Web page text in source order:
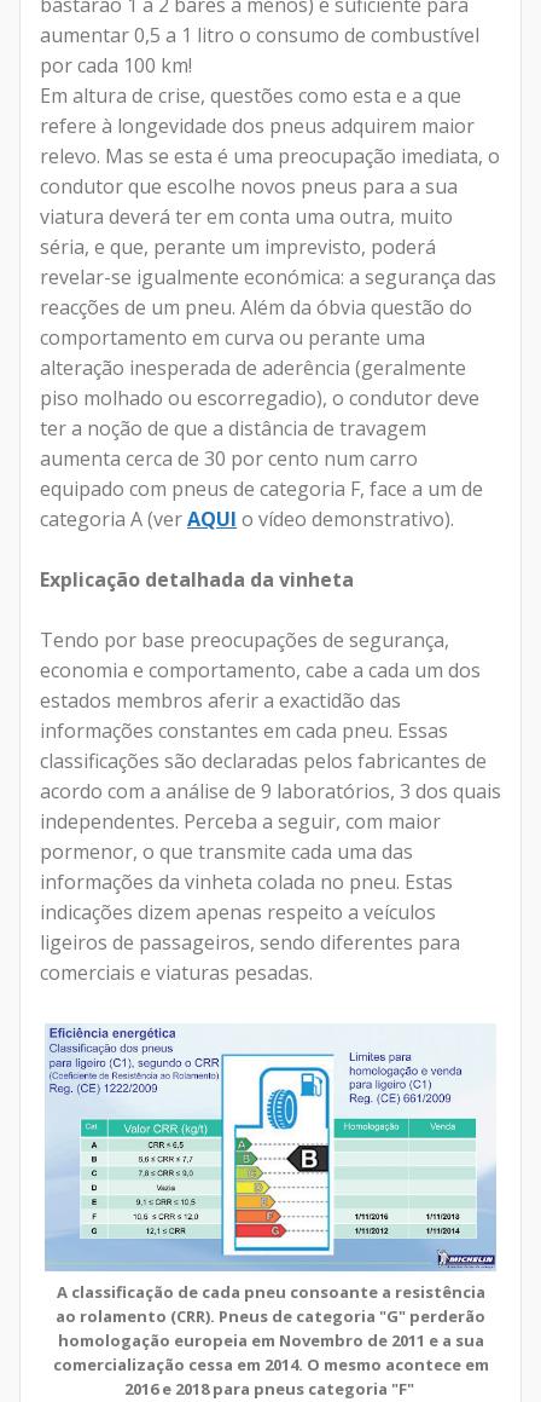
aumentar 0,5 a 1 litro o consumo de combustível
por cada 100 km!
Em altura de crise, questões como esta e a que
refere à longevidade dos pneus adquirem maior
relevo. Mas se esta é uma preocupação imediata, o
condutor que escolhe novos pneus para a sua
viatura deverá ter em conta uma outra, muito
séria, e que, perante um imprevisto, poderá
revelar-se igualmente económica: a segurança das
reacções de um pneu. Além da óbvia questão do
comportamento em curva ou perante uma
alteração inesperada de aderência (geralmente
piso molhado ou escorregadio), o condutor deve
ter a noção de que a distância de travagem
aumenta cerca de 30 por cento num carro
equipado com pneus de categoria F, face a um de
categoria A (verAQUI o vídeo demonstrativo).
Explicação detalhada da vinheta
Tendo por base preocupações de segurança,
economia e comportamento, cabe a cada um dos
estados membros aferir a exactidão das
informações constantes em cada pneu. Essas
classificações são declaradas pelos fabricantes de
acordo com a análise de 9 laboratórios, 3 dos quais
independentes. Perceba a seguir, com maior
pormenor, o que transmite cada uma das
informações da vinheta colada no pneu. Estas
indicações dizem apenas respeito a veículos
ligeiros de passageiros, sendo diferentes para
comerciais e viaturas pesadas.
A classificação de cada pneu consoante a resistência
ao rolamento (CRR). Pneus de categoria "G" perderão
homologação europeia em Novembro de 2011 e a sua
comercialização cessa em 2014. O mesmo acontece em
2016 e 2018 para pneus categoria "F"